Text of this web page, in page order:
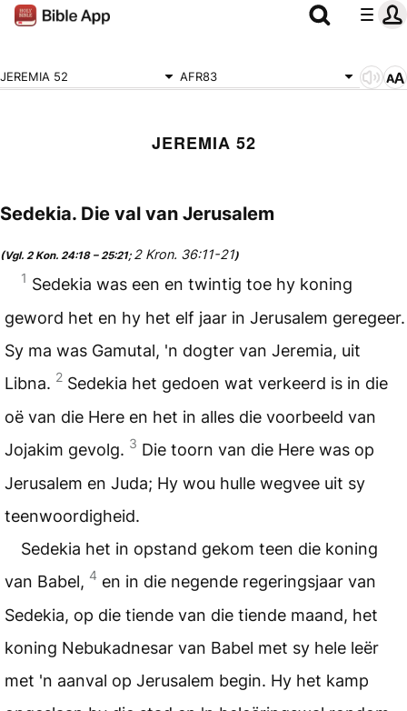
JEREMIA 52 AFR83
JEREMIA 52
Sedekia. Die val van Jerusalem
(Vgl. 2 Kon. 24:18 – 25:21;2 Kron. 36:11-21)
1 Sedekia was een en twintig toe hy koning
geword het en hy het elf jaar in Jerusalem geregeer.
Sy ma was Gamutal, 'n dogter van Jeremia, uit
Libna. 2 Sedekia het gedoen wat verkeerd is in die
oë van die Here en het in alles die voorbeeld van
Jojakim gevolg. 3 Die toorn van die Here was op
Jerusalem en Juda; Hy wou hulle wegvee uit sy
teenwoordigheid.
Sedekia het in opstand gekom teen die koning
van Babel, 4 en in die negende regeringsjaar van
Sedekia, op die tiende van die tiende maand, het
koning Nebukadnesar van Babel met sy hele leër
met 'n aanval op Jerusalem begin. Hy het kamp